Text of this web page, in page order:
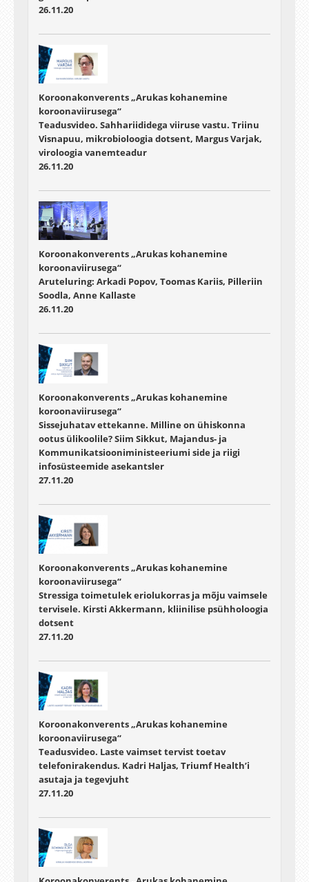
26.11.20
Koroonakonverents „Arukas kohanemine
koroonaviirusega“
Teadusvideo. Sahhariididega viiruse vastu. Triinu
Visnapuu, mikrobioloogia dotsent, Margus Varjak,
viroloogia vanemteadur
26.11.20
Koroonakonverents „Arukas kohanemine
koroonaviirusega“
Aruteluring: Arkadi Popov, Toomas Kariis, Pilleriin
Soodla, Anne Kallaste
26.11.20
Koroonakonverents „Arukas kohanemine
koroonaviirusega“
Sissejuhatav ettekanne. Milline on ühiskonna
ootus ülikoolile? Siim Sikkut, Majandus- ja
Kommunikatsiooniministeeriumi side ja riigi
infosüsteemide asekantsler
27.11.20
Koroonakonverents „Arukas kohanemine
koroonaviirusega“
Stressiga toimetulek eriolukorras ja mõju vaimsele
tervisele. Kirsti Akkermann, kliinilise psühholoogia
dotsent
27.11.20
Koroonakonverents „Arukas kohanemine
koroonaviirusega“
Teadusvideo. Laste vaimset tervist toetav
telefonirakendus. Kadri Haljas, Triumf Health’i
asutaja ja tegevjuht
27.11.20